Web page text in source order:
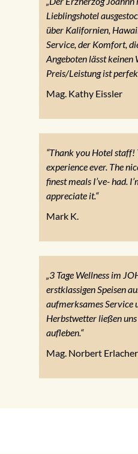
Lieblingshotel
über Kalifornien,
Service, der Komfort,
Angeboten lässt keinen
Preis/Leistung ist
Mag. Kathy Eissler
“Thank you Hotel staff!
experience ever. The
finest meals I’ve- had.
appreciate it.“
Mark K.
„3 Tage Wellness im
erstklassigen Speisen
aufmerksames Service
Herbstwetter ließen
aufleben.“
Mag. Norbert Erlacher